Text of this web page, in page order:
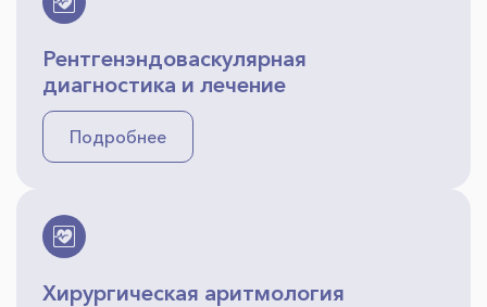
Рентгенэндоваскулярная
диагностика и лечение
Подробнее
Хирургическая аритмология